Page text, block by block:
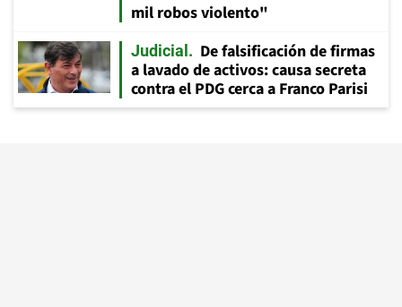
mil robos violento"
Judicial
De falsificación de firmas
a lavado de activos: causa secreta
contra el PDG cerca a Franco Parisi